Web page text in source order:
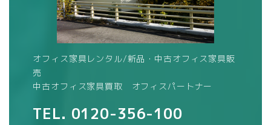
オフィス家具レンタル/新品・中古オフィス家具販
売
中古オフィス家具買取 オフィスパートナー
TEL. 0120-356-100